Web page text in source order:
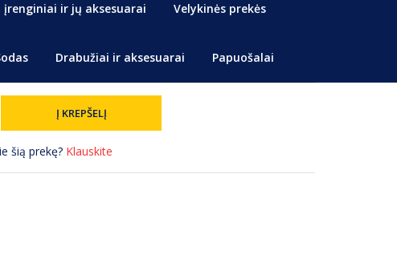
įrenginiai ir jų aksesuarai Velykinės prekės
Drabužiai ir aksesuarai Papuošalai
šią prekę? Klauskite